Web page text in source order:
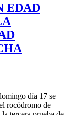
EDAD
día 17 se
rocódromo de